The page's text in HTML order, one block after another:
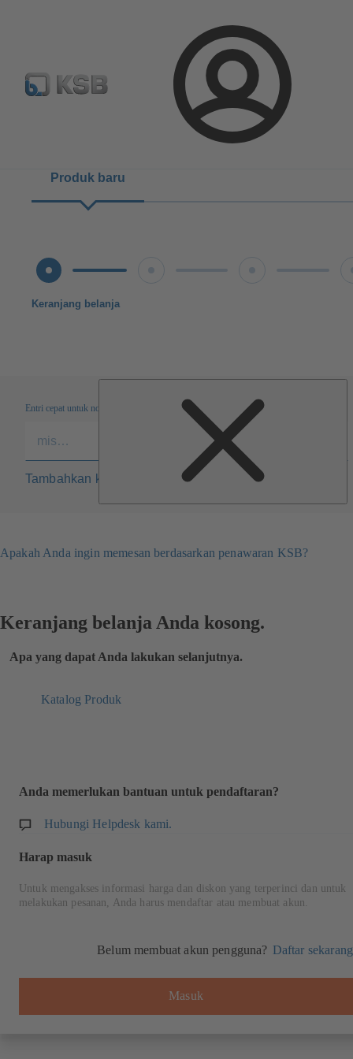
Login
Konfigurasi Produk
Produk baru
Keranjang belanja
Entri cepat untuk nomor material
Tambahkan konfigurasi ke daftar
Apakah Anda ingin memesan berdasarkan penawaran KSB?
Keranjang belanja Anda kosong.
Apa yang dapat Anda lakukan selanjutnya.
Katalog Produk
Anda memerlukan bantuan untuk pendaftaran?
Hubungi Helpdesk kami.
Harap masuk
Untuk mengakses informasi harga dan diskon yang terperinci dan untuk
melakukan pesanan, Anda harus mendaftar atau membuat akun.
Belum membuat akun pengguna? Daftar sekarang
Masuk